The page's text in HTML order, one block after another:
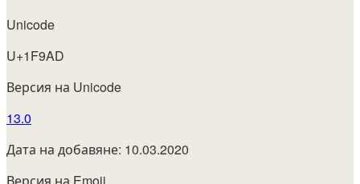
Unicode
U+1F9AD
Версия на Unicode
13.0
Дата на добавяне: 10.03.2020
Версия на Emoji